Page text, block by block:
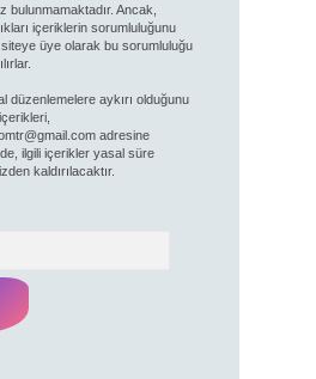
bulunmamaktadır. Ancak,
içeriklerin sorumluluğunu
üye olarak bu sorumluluğu
düzenlemelere aykırı olduğunu
adresine
ilgili içerikler yasal süre
kaldırılacaktır.